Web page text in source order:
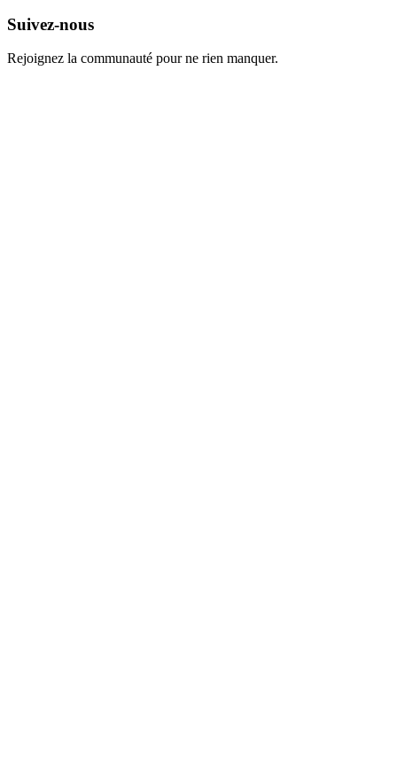
Suivez-nous
Rejoignez la communauté pour ne rien manquer.